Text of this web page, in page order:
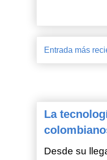
Entrada más
La
Desde su